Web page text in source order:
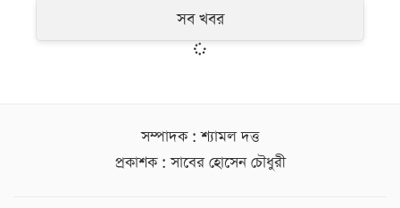
সব খবর
সম্পাদক : শ্যামল দত্ত
প্রকাশক : সাবের হোসেন চৌধুরী